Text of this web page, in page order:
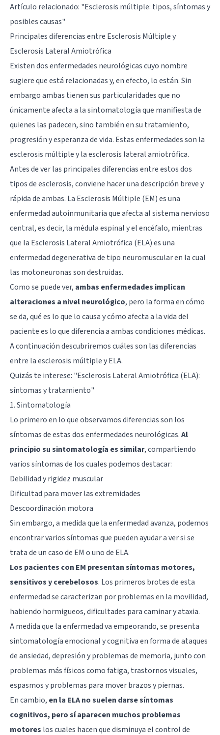
Artículo relacionado: "Esclerosis múltiple: tipos, síntomas y
posibles causas"
Principales diferencias entre Esclerosis Múltiple y
Esclerosis Lateral Amiotrófica
Existen dos enfermedades neurológicas cuyo nombre
sugiere que está relacionadas y, en efecto, lo están. Sin
embargo ambas tienen sus particularidades que no
únicamente afecta a la sintomatología que manifiesta de
quienes las padecen, sino también en su tratamiento,
progresión y esperanza de vida. Estas enfermedades son la
esclerosis múltiple y la esclerosis lateral amiotrófica.
Antes de ver las principales diferencias entre estos dos
tipos de esclerosis, conviene hacer una descripción breve y
rápida de ambas. La Esclerosis Múltiple (EM) es una
enfermedad autoinmunitaria que afecta al sistema nervioso
central, es decir, la médula espinal y el encéfalo, mientras
que la Esclerosis Lateral Amiotrófica (ELA) es una
enfermedad degenerativa de tipo neuromuscular en la cual
las motoneuronas son destruidas.
Como se puede ver, ambas enfermedades implican
alteraciones a nivel neurológico, pero la forma en cómo
se da, qué es lo que lo causa y cómo afecta a la vida del
paciente es lo que diferencia a ambas condiciones médicas.
A continuación descubriremos cuáles son las diferencias
entre la esclerosis múltiple y ELA.
Quizás te interese: "Esclerosis Lateral Amiotrófica (ELA):
síntomas y tratamiento"
1. Sintomatología
Lo primero en lo que observamos diferencias son los
síntomas de estas dos enfermedades neurológicas.Al
principio su sintomatología es similar, compartiendo
varios síntomas de los cuales podemos destacar:
Debilidad y rigidez muscular
Dificultad para mover las extremidades
Descoordinación motora
Sin embargo, a medida que la enfermedad avanza, podemos
encontrar varios síntomas que pueden ayudar a ver si se
trata de un caso de EM o uno de ELA.
Los pacientes con EM presentan síntomas motores,
sensitivos y cerebelosos. Los primeros brotes de esta
enfermedad se caracterizan por problemas en la movilidad,
habiendo hormigueos, dificultades para caminar y ataxia.
A medida que la enfermedad va empeorando, se presenta
sintomatología emocional y cognitiva en forma de ataques
de ansiedad, depresión y problemas de memoria, junto con
problemas más físicos como fatiga, trastornos visuales,
espasmos y problemas para mover brazos y piernas.
En cambio, en la ELA no suelen darse síntomas
cognitivos, pero sí aparecen muchos problemas
motores los cuales hacen que disminuya el control de